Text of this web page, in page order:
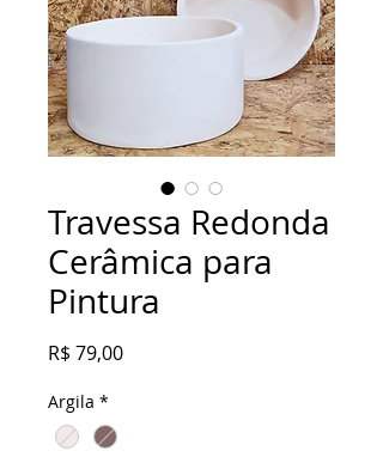
Travessa Redonda
Cerâmica para
Pintura
R$ 79,00Preço
Argila *